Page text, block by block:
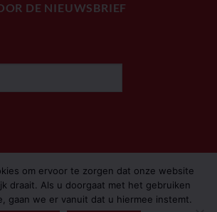
DE NIEUWSBRIEF
om ervoor te zorgen dat onze website
draait. Als u doorgaat met het gebruiken
gaan we er vanuit dat u hiermee instemt.